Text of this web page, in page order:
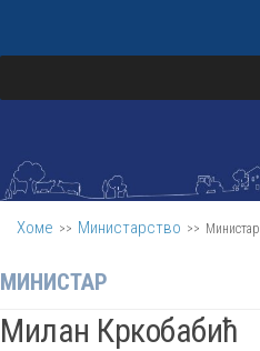
Хоме >> Министарство >> Министар
МИНИСТАР
Милан Кркобабић